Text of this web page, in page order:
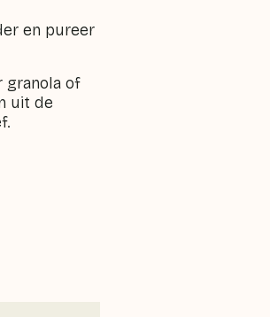
en pureer
granola of
uit de